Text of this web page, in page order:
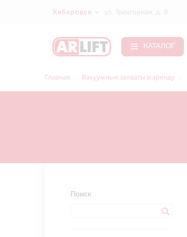
Хабаровск ул. Трёхгорная, д. 8
КАТАЛОГ
Главная Вакуумные захваты в аренду
Поиск